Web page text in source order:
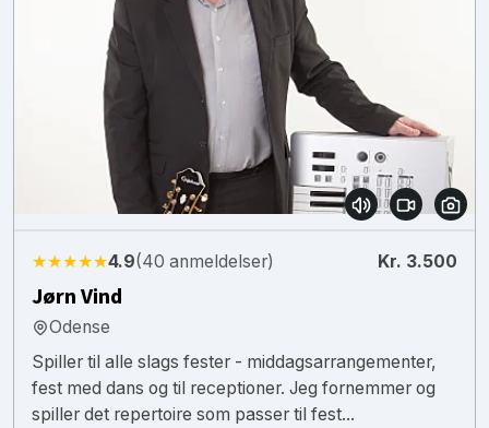
★★★★★4.9(40 anmeldelser) Kr. 3.500
Jørn Vind
Odense
Spiller til alle slags fester - middagsarrangementer,
fest med dans og til receptioner. Jeg fornemmer og
spiller det repertoire som passer til fest...